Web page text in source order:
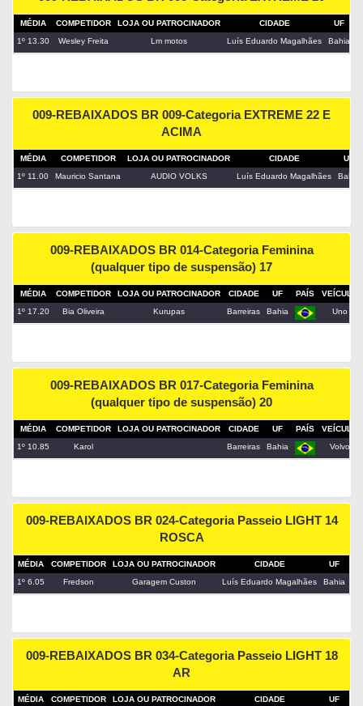
MÉDIA COMPETIDOR LOJA OU PATROCINADOR CIDADE UF
1º 13.30
Wesley Freita Lm motos Luís Eduardo Magalhães Bahia
009-REBAIXADOS BR 009-Categoria EXTREME 22 E
ACIMA
MÉDIA COMPETIDOR LOJA OU PATROCINADOR CIDADE
UF
1º 11.00
Mauricio Santana AUDIO VOLKS Luís Eduardo Magalhães Bahia
009-REBAIXADOS BR 014-Categoria Feminina
(qualquer tipo de suspensão) 17
MÉDIA COMPETIDOR LOJA OU PATROCINADOR CIDADE UF PAÍS
VEÍCULO
1º 17.20
Bia Oliveira Kurupas Barreiras Bahia Uno
009-REBAIXADOS BR 017-Categoria Feminina
(qualquer tipo de suspensão) 20
MÉDIA COMPETIDOR LOJA OU PATROCINADOR CIDADE UF PAÍS
VEÍCULO
1º 10.85
Karol Barreiras Bahia Volvo
009-REBAIXADOS BR 024-Categoria Passeio LIGHT 14
ROSCA
MÉDIA COMPETIDOR LOJA OU PATROCINADOR CIDADE UF
1º 6.05
Fredson Garagem Custon Luís Eduardo Magalhães Bahia
009-REBAIXADOS BR 034-Categoria Passeio LIGHT 18
AR
MÉDIA COMPETIDOR LOJA OU PATROCINADOR CIDADE UF